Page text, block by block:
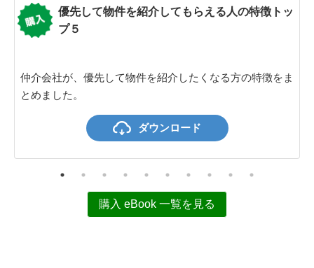
優先して物件を紹介してもらえる人の特徴トッ
プ５
仲介会社が、優先して物件を紹介したくなる方の特徴をま
とめました。
ダウンロード
購入 eBook 一覧を見る